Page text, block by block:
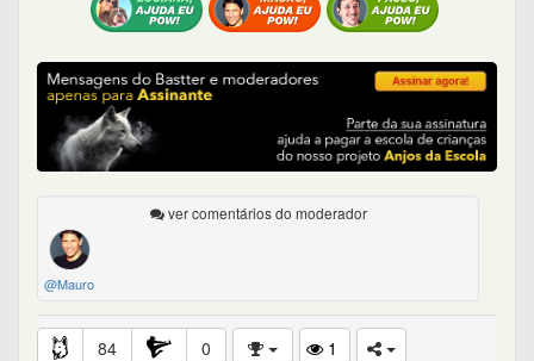
ver comentários do moderador
@Mauro
84 0
1